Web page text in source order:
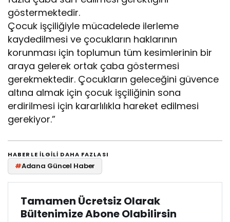
göstermektedir.
Çocuk işçiliğiyle mücadelede ilerleme
kaydedilmesi ve çocukların haklarının
korunması için toplumun tüm kesimlerinin bir
araya gelerek ortak çaba göstermesi
gerekmektedir. Çocukların geleceğini güvence
altına almak için çocuk işçiliğinin sona
erdirilmesi için kararlılıkla hareket edilmesi
gerekiyor.”
HABERLE ILGILI DAHA FAZLASI
#Adana Güncel Haber
Tamamen Ücretsiz Olarak
Bültenimize Abone Olabilirsin